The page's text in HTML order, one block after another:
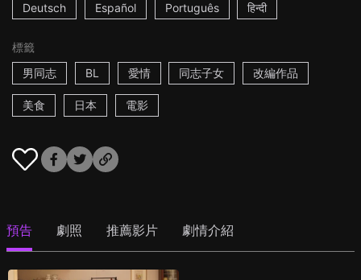
Deutsch Español Português हिन्दी
標籤
男同志
BL 愛情 同志子女 改編作品
美食 日本 電影
預告 劇照 推薦影片 劇情介紹